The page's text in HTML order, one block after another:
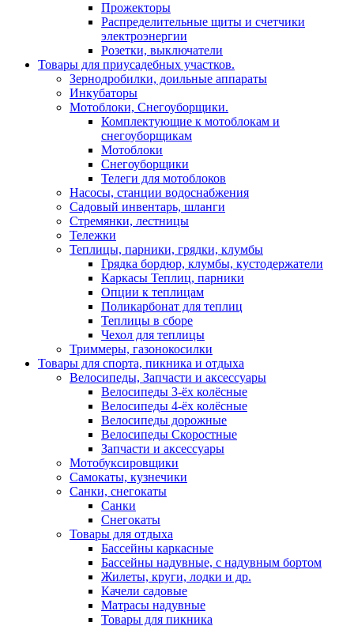
Прожекторы
Распределительные щиты и счетчики
электроэнергии
Розетки, выключатели
Товары для приусадебных участков.
Зернодробилки, доильные аппараты
Инкубаторы
Мотоблоки, Снегоуборщики.
Комплектующие к мотоблокам и
снегоуборщикам
Мотоблоки
Снегоуборщики
Телеги для мотоблоков
Насосы, станции водоснабжения
Садовый инвентарь, шланги
Стремянки, лестницы
Тележки
Теплицы, парники, грядки, клумбы
Грядка бордюр, клумбы, кустодержатели
Каркасы Теплиц, парники
Опции к теплицам
Поликарбонат для теплиц
Теплицы в сборе
Чехол для теплицы
Триммеры, газонокосилки
Товары для спорта, пикника и отдыха
Велосипеды, Запчасти и аксессуары
Велосипеды 3-ёх колёсные
Велосипеды 4-ёх колёсные
Велосипеды дорожные
Велосипеды Скоростные
Запчасти и аксессуары
Мотобуксировщики
Самокаты, кузнечики
Санки, снегокаты
Санки
Снегокаты
Товары для отдыха
Бассейны каркасные
Бассейны надувные, с надувным бортом
Жилеты, круги, лодки и др.
Качели садовые
Матрасы надувные
Товары для пикника